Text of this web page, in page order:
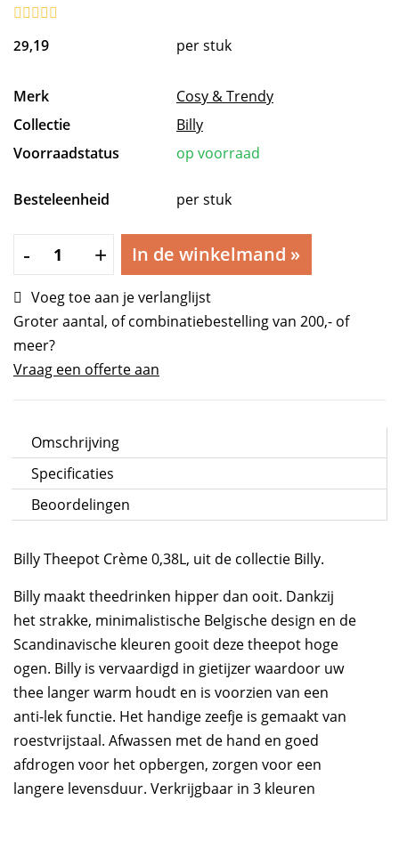
29,19 per stuk
Merk
Cosy & Trendy
Collectie
Billy
Voorraadstatus
op voorraad
Besteleenheid per stuk
-
Billy
Crème
0,38L gietijzer
aantal
+ In de winkelmand »
Voeg toe aan je verlanglijst
Groter aantal, of combinatiebestelling van 200,- of
meer?
Vraag een offerte aan
Omschrijving
Specificaties
Beoordelingen
Billy Theepot Crème 0,38L, uit de collectie Billy.
Billy maakt theedrinken hipper dan ooit. Dankzij
het strakke, minimalistische Belgische design en de
Scandinavische kleuren gooit deze theepot hoge
ogen. Billy is vervaardigd in gietijzer waardoor uw
thee langer warm houdt en is voorzien van een
anti-lek functie. Het handige zeefje is gemaakt van
roestvrijstaal. Afwassen met de hand en goed
afdrogen voor het opbergen, zorgen voor een
langere levensduur. Verkrijgbaar in 3 kleuren